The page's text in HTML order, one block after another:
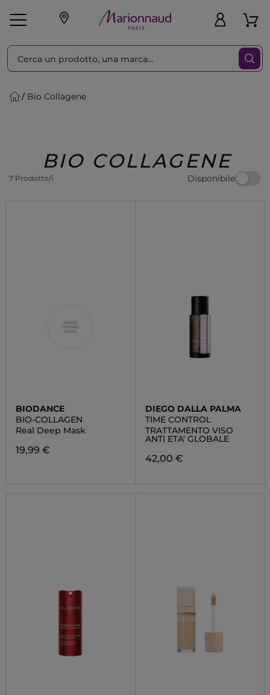
Make-up
Regalo
Bio Collagene
BIO COLLAGENE
7 Prodotto/i Disponibile
Ordina per Filtra
BIODANCE
BIO-COLLAGEN
Real Deep Mask
19,99 €
DIEGO DALLA PALMA
TIME CONTROL
TRATTAMENTO VISO
ANTI ETA' GLOBALE
42,00 €